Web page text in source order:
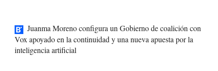
Juanma Moreno configura un Gobierno de coalición con
Vox apoyado en la continuidad y una nueva apuesta por la
inteligencia artificial